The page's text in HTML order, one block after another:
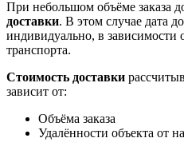
При небольшом объёме заказа
доставки. В этом случае дата
индивидуально, в зависимости
транспорта.
Стоимость доставки
зависит от:
Объёма заказа
Удалённости объекта от